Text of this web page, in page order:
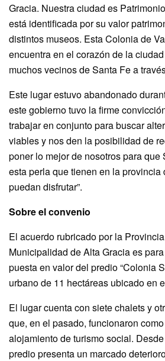
Gracia. Nuestra ciudad es
está identificada por su valor
distintos museos. Esta Colonia de
encuentra en el corazón de la
muchos vecinos de Santa Fe a
Este lugar estuvo abandonado
este gobierno tuvo la firme
trabajar en conjunto para buscar
viables y nos den la posibilidad de
poner lo mejor de nosotros para que
esta perla que tienen en la provincia
puedan disfrutar”.
Sobre el convenio
El acuerdo rubricado por la
Municipalidad de Alta Gracia es
puesta en valor del predio “Colonia
urbano de 11 hectáreas ubicado en
El lugar cuenta con siete chalets y
que, en el pasado, funcionaron
alojamiento de turismo social.
predio presenta un marcado